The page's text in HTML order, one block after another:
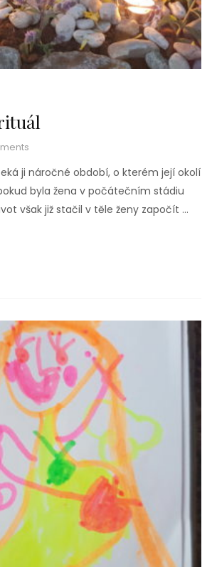
ji náročné období, o kterém její okolí
byla žena v počátečním stádiu
však již stačil v těle ženy započít …
rituál“